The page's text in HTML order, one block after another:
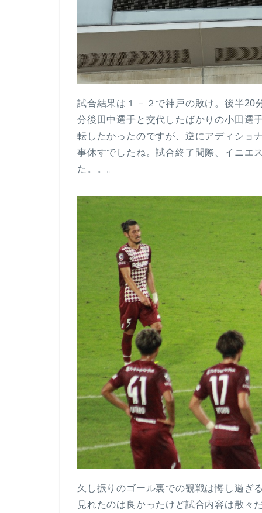
試合結果は１－２で神戸の敗け。後半20
分後田中選手と交代したばかりの小田選
転したかったのですが、逆にアディショ
事休すでしたね。試合終了間際、イニエ
た。。。
久し振りのゴール裏での観戦は悔し過ぎ
見れたのは良かったけど試合内容は散々